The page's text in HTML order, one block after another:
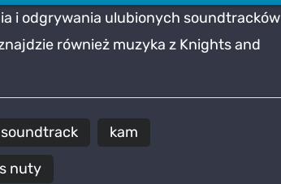
i odgrywania ulubionych soundtracków
również muzyka z Knights and
kam
nuty